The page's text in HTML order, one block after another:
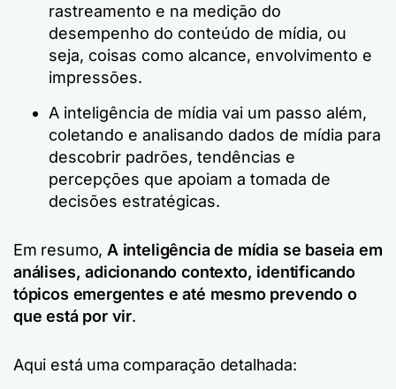
rastreamento e na medição do
desempenho do conteúdo de mídia, ou
seja, coisas como alcance, envolvimento e
impressões.
A inteligência de mídia vai um passo além,
coletando e analisando dados de mídia para
descobrir padrões, tendências e
percepções que apoiam a tomada de
decisões estratégicas.
Em resumo, A inteligência de mídia se baseia em
análises, adicionando contexto, identificando
tópicos emergentes e até mesmo prevendo o
que está por vir.
Aqui está uma comparação detalhada: